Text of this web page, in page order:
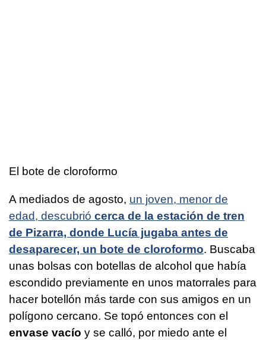
El bote de cloroformo
A mediados de agosto, un joven, menor de
edad, descubrió cerca de la estación de tren
de Pizarra, donde Lucía jugaba antes de
desaparecer, un bote de cloroformo. Buscaba
unas bolsas con botellas de alcohol que había
escondido previamente en unos matorrales para
hacer botellón más tarde con sus amigos en un
polígono cercano. Se topó entonces con el
envase vacío y se calló, por miedo ante el